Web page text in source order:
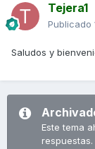
Tejera1
Publicado
Saludos y
Este tema
respuestas.